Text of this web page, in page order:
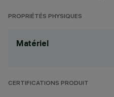
PROPRIÉTÉS PHYSIQUES
Matériel
CERTIFICATIONS PRODUIT